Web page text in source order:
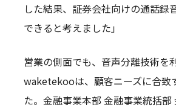
した結果、証券会社向けの通話録
できると考えました」
営業の側面でも、音声分離技術を
waketekooは、顧客ニーズに合致
た。金融事業本部 金融事業統括部